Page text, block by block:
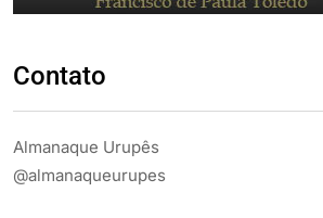
Contato
Almanaque Urupês
@almanaqueurupes